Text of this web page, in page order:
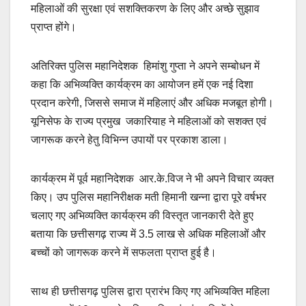
महिलाओं की सुरक्षा एवं सशक्तिकरण के लिए और अच्छे सुझाव
प्राप्त होंगे।
अतिरिक्त पुलिस महानिदेशक हिमांशु गुप्ता ने अपने सम्बोधन में
कहा कि अभिव्यक्ति कार्यक्रम का आयोजन हमें एक नई दिशा
प्रदान करेगी, जिससे समाज में महिलाएं और अधिक मजबूत होगी।
यूनिसेफ के राज्य प्रमुख जकारियाह ने महिलाओं को सशक्त एवं
जागरूक करने हेतु विभिन्न उपायों पर प्रकाश डाला।
कार्यक्रम में पूर्व महानिदेशक आर.के.विज ने भी अपने विचार व्यक्त
किए। उप पुलिस महानिरीक्षक मती हिमानी खन्ना द्वारा पूरे वर्षभर
चलाए गए अभिव्यक्ति कार्यक्रम की विस्तृत जानकारी देते हुए
बताया कि छत्तीसगढ़ राज्य में 3.5 लाख से अधिक महिलाओं और
बच्चों को जागरूक करने में सफलता प्राप्त हुई है।
साथ ही छत्तीसगढ़ पुलिस द्वारा प्रारंभ किए गए अभिव्यक्ति महिला